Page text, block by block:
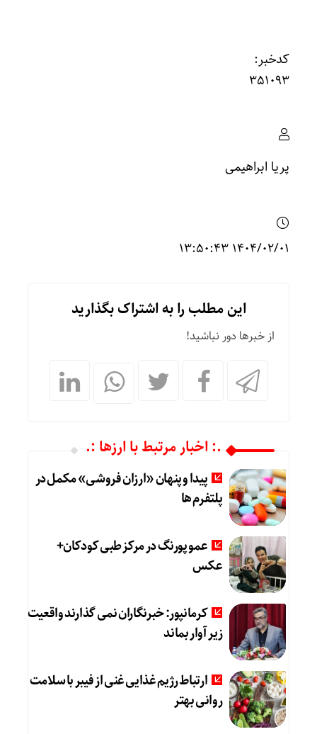
کدخبر:
351093
پریا ابراهیمی
۱۴۰۴/۰۲/۰۱ ۱۳:۵۰:۴۳
این مطلب را به اشتراک بگذارید
از خبرها دور نباشید!
.: اخبار مرتبط با ارزها :.
پیدا و پنهان «ارزان فروشی» مکمل در
پلتفرم ها
عمو پورنگ در مرکز طبی کودکان+
عکس
کرمانپور: خبرنگاران نمی گذارند واقعیت
زیر آوار بماند
ارتباط رژیم غذایی غنی از فیبر با سلامت
روانی بهتر